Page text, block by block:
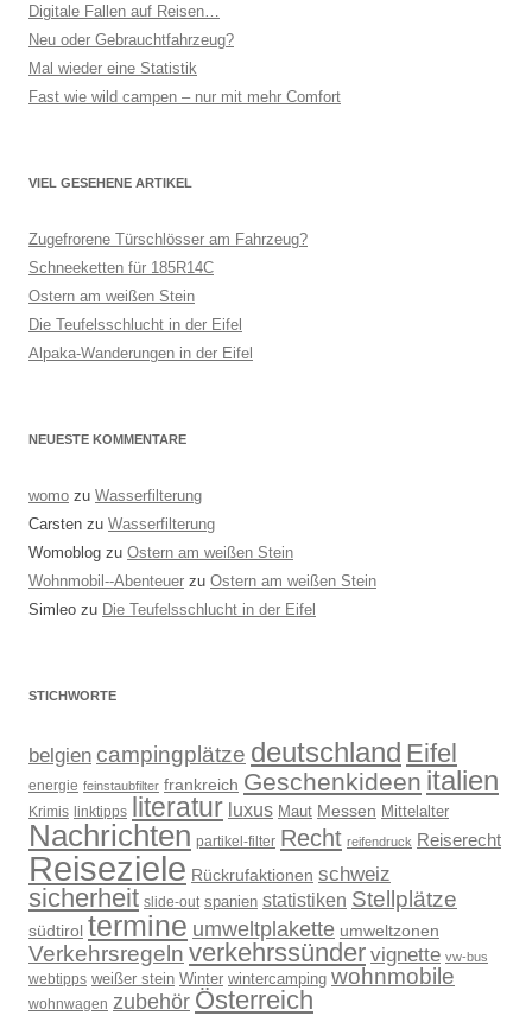
Digitale Fallen auf Reisen…
Neu oder Gebrauchtfahrzeug?
Mal wieder eine Statistik
Fast wie wild campen – nur mit mehr Comfort
VIEL GESEHENE ARTIKEL
Zugefrorene Türschlösser am Fahrzeug?
Schneeketten für 185R14C
Ostern am weißen Stein
Die Teufelsschlucht in der Eifel
Alpaka-Wanderungen in der Eifel
NEUESTE KOMMENTARE
womo zu Wasserfilterung
Carsten zu Wasserfilterung
Womoblog zu Ostern am weißen Stein
Wohnmobil--Abenteuer zu Ostern am weißen Stein
Simleo zu Die Teufelsschlucht in der Eifel
STICHWORTE
belgien campingplätze deutschland Eifel
energie feinstaubfilter frankreich Geschenkideen italien
Krimis linktipps literatur luxus Maut Messen Mittelalter
Nachrichten partikel-filter Recht reifendruck Reiserecht
Reiseziele Rückrufaktionen schweiz
sicherheit slide-out spanien statistiken Stellplätze
südtirol termine umweltplakette umweltzonen
Verkehrsregeln verkehrssünder vignette vw-bus
webtipps weißer stein Winter wintercamping wohnmobile
wohnwagen zubehör Österreich